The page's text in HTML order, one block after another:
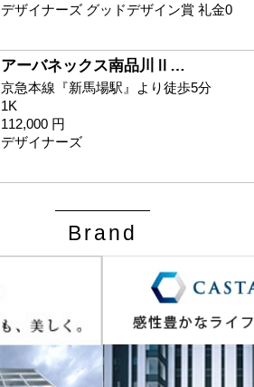
デザイナーズ グッドデザイン賞 礼金0
アーバネックス南品川Ⅱ…
京急本線『新馬場駅』より徒歩5分
1K
112,000 円
デザイナーズ
Brand